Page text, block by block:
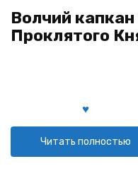
Волчий
Проклятого
Читать полностью